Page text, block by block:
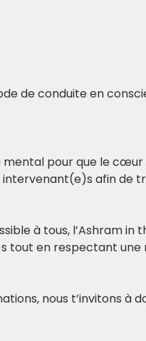
de conduite en
pour que le cœur
afin de
à tous, l’Ashram in
tout en respectant une
nous t’invitons à